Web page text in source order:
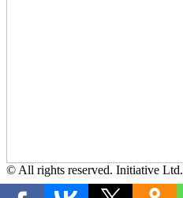
© All rights reserved. Initiative Ltd.